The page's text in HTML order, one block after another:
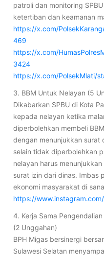
patroli dan monitoring
ketertiban dan keamanan
https://x.com/
469
https://x.com/
3424
https://x.com/PolsekMlati/
3. BBM Untuk Nelayan (5
Dikabarkan SPBU di Kota
kepada nelayan ketika
diperbolehkan membeli
dengan menunjukkan surat
selain tidak diperbolehkan
nelayan harus
surat izin dari dinas. Imbas
ekonomi masyarakat di
https://
4. Kerja Sama
(2 Unggahan)
BPH Migas bersinergi
Sulawesi Selatan